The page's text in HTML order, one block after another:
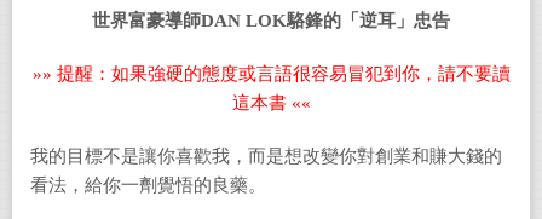
世界富豪導師DAN LOK駱鋒的 「 逆耳 」 忠告
»» 提醒：如果強硬的態度或言語很容易冒犯到你，請不要讀
這本書 ««
我的目標不是讓你喜歡我，而是想改變你對創業和賺大錢的
看法，給你一劑覺悟的良藥。